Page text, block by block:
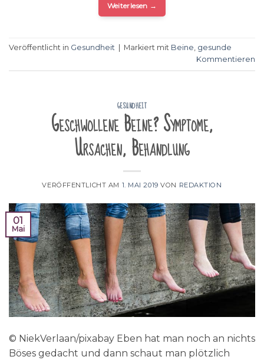
Weiterlesen →
Veröffentlicht in Gesundheit Markiert mit Beine gesunde
Kommentieren
GESUNDHEIT
Geschwollene Beine? Symptome,
Ursachen, Behandlung
VERÖFFENTLICHT AM 1. MAI 2019 VON REDAKTION
01
Mai
© NiekVerlaan/pixabay Eben hat man noch an nichts
Böses gedacht und dann schaut man plötzlich